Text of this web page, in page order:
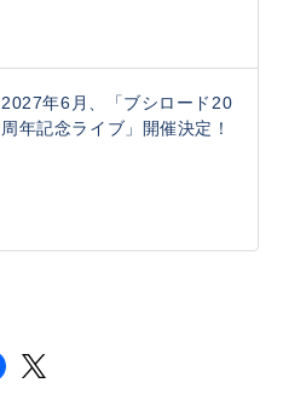
2027年6月、「ブシロード20
周年記念ライブ」開催決定！